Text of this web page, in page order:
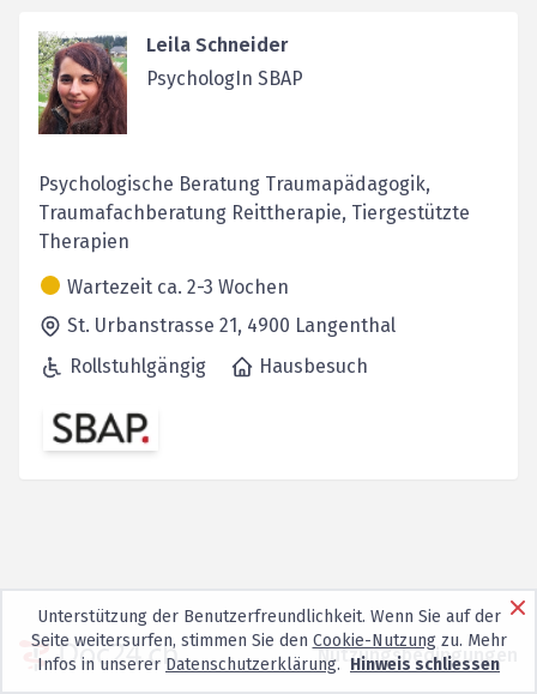
Leila Schneider
PsychologIn SBAP
Psychologische Beratung Traumapädagogik,
Traumafachberatung Reittherapie, Tiergestützte
Therapien
Wartezeit ca. 2-3 Wochen
St. Urbanstrasse 21, 4900 Langenthal
Rollstuhlgängig
Hausbesuch
Nutzungsbedingungen
Unterstützung der Benutzerfreundlichkeit. Wenn Sie auf der
Seite weitersurfen, stimmen Sie den Cookie-Nutzungzu. Mehr
Infos in unserer Datenschutzerklärung. Hinweis schliessen